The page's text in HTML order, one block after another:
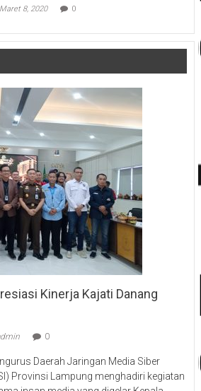
Maret 8, 2020 0
Kinerja Kajati Danang
0
Daerah Jaringan Media Siber
Provinsi Lampung menghadiri kegiatan